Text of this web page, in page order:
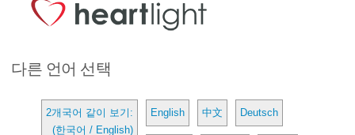
다른 언어 선택
2개국어 같이 보기:
(한국어 / English)
English 中文 Deutsch